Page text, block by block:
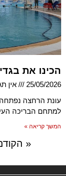
הכינו את
25/05/2026
אין
עונת הרחצה
למתחם הבריכה
המשך קריאה »
«